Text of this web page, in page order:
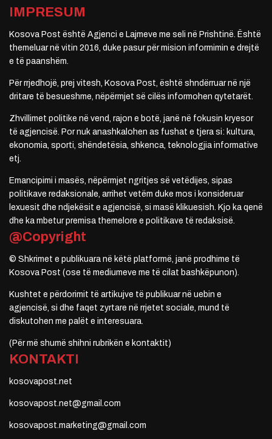
IMPRESUM
Kosova Post është Agjenci e Lajmeve me seli në Prishtinë. Është
themeluar në vitin 2016, duke pasur për mision informimin e drejtë
e të paanshëm.
Për rrjedhojë, prej vitesh, Kosova Post, është shndërruar në një
dritare të besueshme, nëpërmjet së cilës informohen qytetarët.
Zhvillimet politike në vend, rajon e botë, janë në fokusin kryesor
të agjencisë. Por nuk anashkalohen as fushat e tjera si: kultura,
ekonomia, sporti, shëndetësia, shkenca, teknologjia informative
etj.
Emancipimi i masës, nëpërmjet ngritjes së vetëdijes, sipas
politikave redaksionale, arrihet vetëm duke mos i konsideruar
lexuesit dhe ndjekësit e agjencisë, si masë klikuesish. Kjo ka qenë
dhe ka mbetur premisa themelore e politikave të redaksisë.
@Copyright
© Shkrimet e publikuara në këtë platformë, janë prodhime të
Kosova Post (ose të mediumeve me të cilat bashkëpunon).
Kushtet e përdorimit të artikujve të publikuar në uebin e
agjencisë, si dhe faqet zyrtare në rrjetet sociale, mund të
diskutohen me palët e interesuara.
(Për më shumë shihni rubrikën e kontaktit)
KONTAKTI
kosovapost.net
kosovapost.net@gmail.com
kosovapost.marketing@gmail.com